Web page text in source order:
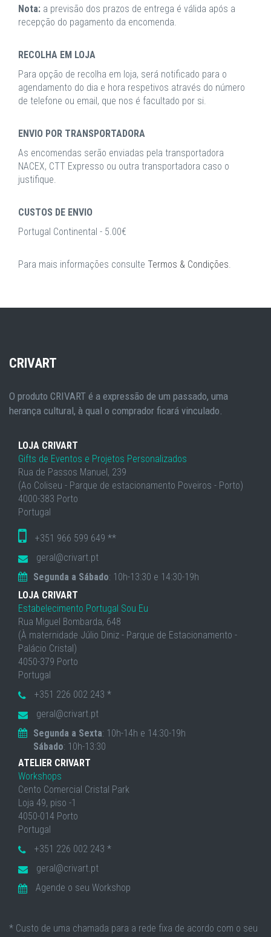
Nota: a previsão dos prazos de entrega é válida após a
recepção do pagamento da encomenda.
RECOLHA EM LOJA
Para opção de recolha em loja, será notificado para o
agendamento do dia e hora respetivos através do número
de telefone ou email, que nos é facultado por si.
ENVIO POR TRANSPORTADORA
As encomendas serão enviadas pela transportadora
NACEX, CTT Expresso ou outra transportadora caso o
justifique.
CUSTOS DE ENVIO
Portugal Continental - 5.00€
Para mais informações consulte Termos & Condições.
CRIVART
O produto CRIVART é a expressão de um passado, uma
herança cultural, à qual o comprador ficará vinculado.
LOJA CRIVART
Gifts de Eventos e Projetos Personalizados
Rua de Passos Manuel, 239
(Ao Coliseu - Parque de estacionamento Poveiros - Porto)
4000-383 Porto
Portugal
+351 966 599 649 **
geral@crivart.pt
Segunda a Sábado: 10h-13:30 e 14:30-19h
LOJA CRIVART
Estabelecimento Portugal Sou Eu
Rua Miguel Bombarda, 648
(À maternidade Júlio Diniz - Parque de Estacionamento -
Palácio Cristal)
4050-379 Porto
Portugal
+351 226 002 243 *
geral@crivart.pt
Segunda a Sexta: 10h-14h e 14:30-19h
Sábado: 10h-13:30
ATELIER CRIVART
Workshops
Cento Comercial Cristal Park
Loja 49, piso -1
4050-014 Porto
Portugal
+351 226 002 243 *
geral@crivart.pt
Agende o seu Workshop
* Custo de uma chamada para a rede fixa de acordo com o seu